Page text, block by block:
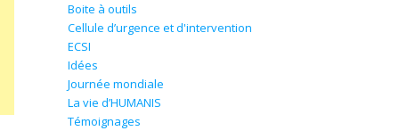
Boite à outils
Cellule d’urgence et d'intervention
ECSI
Idées
Journée mondiale
La vie d’HUMANIS
Témoignages